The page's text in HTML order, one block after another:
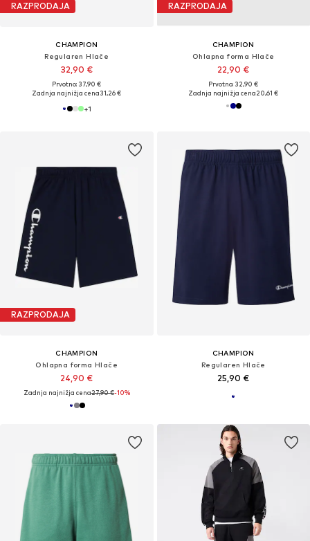
RAZPRODAJA
CHAMPION
Regularen Hlače
32,90 €
Prvotno: 37,90 €
Zadnja najnižja cena31,26 €
+1
RAZPRODAJA
CHAMPION
Ohlapna forma Hlače
22,90 €
Prvotno: 32,90 €
Zadnja najnižja cena20,61 €
RAZPRODAJA
CHAMPION
Ohlapna forma Hlače
24,90 €
Zadnja najnižja cena27,90 €-10%
CHAMPION
Regularen Hlače
25,90 €